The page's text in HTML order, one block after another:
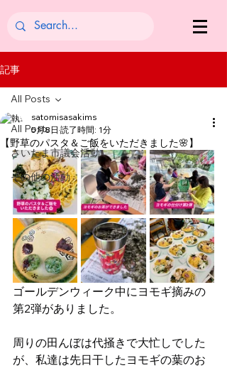
記事
All Posts
さいたま市議会活動
その他の活動
All Posts
【野草のパスタ＆ご飯をいただきました🌸】
satomisasakims
5月8日 読了時間: 1分
ゴールデンウィーク中にヨモギ摘みの
第2弾がありました。
周りの田んぼは代掻きで大忙しでした
が、私達は先日干したヨモギの葉のお